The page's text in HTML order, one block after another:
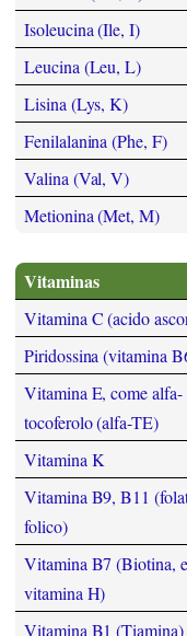
Isoleucina (Ile, I)
Leucina (Leu, L)
Lisina (Lys, K)
Fenilalanina (Phe, F)
Valina (Val, V)
Metionina (Met, M)
Vitaminas
Vitamina C (acido
Piridossina (vitamina
Vitamina E, come alfa-
tocoferolo (alfa-TE)
Vitamina K
Vitamina B9, B11
folico)
Vitamina B7 (Biotina,
vitamina H)
Vitamina B1 (Tiamina)